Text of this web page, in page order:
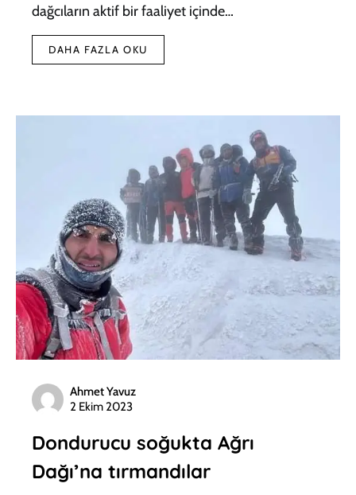
dağcıların aktif bir faaliyet içinde…
DAHA FAZLA OKU
Ahmet Yavuz
2 Ekim 2023
Dondurucu soğukta Ağrı
Dağı’na tırmandılar